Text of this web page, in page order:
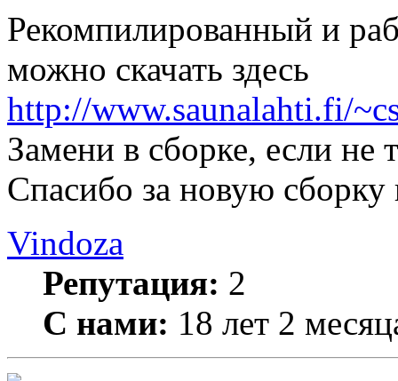
Рекомпилированный и
можно скачать здесь
http://www.saunalahti.fi/
Замени в сборке, если не
Спасибо за новую сборку
Vindoza
Репутация: 2
С нами: 18 лет 2